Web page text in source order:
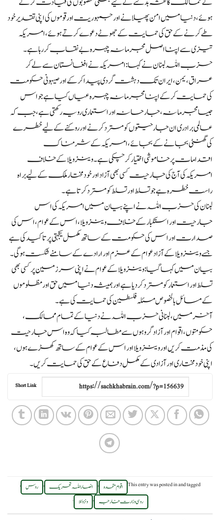
ہوئے، دنیا میں امن پھیلانے اور جمہوریت اور قوموں کی اپنی تقدیر خود
طے کرنے کے حق کی حمایت کے جھوٹے دعوے کرتے ہوئے، امریکہ
تیزی سے اپنا اصل مجرمانہ چہرہ بے نقاب کر رہا ہے۔
حزب اللہ لبنان نے کہا: امریکہ نے افغانستان سے لے کر
عراق، یمن، ایران تک دہشت گردی پیدا کرکے اور صیہونی حکومت
کی حمایت کرکے اپنا مجرمانہ چہرہ عیاں کیا ہے جو اس
جیسا مجرمانہ، جارحانہ اور استعماری رویہ رکھتی ہے، جب کہ
عالمی برادری ان جارحیتوں کو مسترد کرنے اور روکنے کے لیے خطرے
کی گھنٹی بجانے کے بجائے، امریکہ کے شرمناک
اقدامات پر خاموشی اختیار کرچکی ہے۔ وینزویلا کے خلاف
امریکہ کی آج کی جارحیت کسی بھی آزاد اور خودمختار ملک کے لیے براہ
راست خطرہ ہے جو تسلط اور تسلط کو مسترد کرتا ہے۔
لبنان کی حزب اللہ نے اپنے بیان میں امریکہ کی اس
جارحیت اور استکبار کے خلاف وینزویلا، اس کے عوام، اس کی
صدارت اور اس کی حکومت کے ساتھ مکمل یکجہتی پر تاکید کی ہے
جسے وینزویلا کے آزاد عوام کے عزم اور ارادے کے سامنے شکست ہوگی۔
بیان میں کہا گیا: وینزویلا کے عوام نے اپنی سرزمین پر کسی بھی
تسلط اور استعمار کو مسترد کر دیا ہے اور ہمیشہ دنیا میں حق اور مظلوموں
کے مسائل بالخصوص مسئلہ فلسطین کی حمایت کی ہے۔
آخر میں، لبنانی حزب اللہ نے دنیا کے تمام ممالک،
حکومتوں، اقوام اور آزاد گروہوں سے مطالبہ کیا کہ وہ اس جارحیت
کی مذمت کریں اور وینزویلا اور اس کے عوام کے ساتھ کھڑے ہوں،
اپنی خودمختاری اور آزادی کے مکمل دفاع کے حق کی حمایت کریں۔
Short Link
This entry was posted inand tagged اقوام متحدہ , انصاراللہ تحریک , روس ,
روسی وزارت خارجہ , ونزوئلا .